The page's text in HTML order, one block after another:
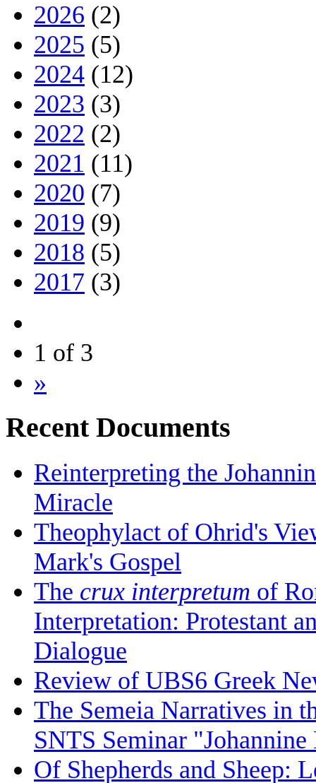
2026 (2)
2025 (5)
2024 (12)
2023 (3)
2022 (2)
2021 (11)
2020 (7)
2019 (9)
2018 (5)
2017 (3)
1 of 3
»
Recent Documents
Reinterpreting the
Miracle
Theophylact of Ohrid's
Mark's Gospel
The crux interpretum of
Interpretation: Protestant
Dialogue
Review of UBS6 Greek
The Semeia Narratives in
SNTS Seminar
Of Shepherds and Sheep: